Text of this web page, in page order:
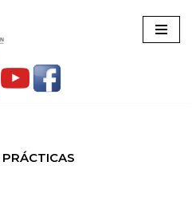
PRÁCTICAS